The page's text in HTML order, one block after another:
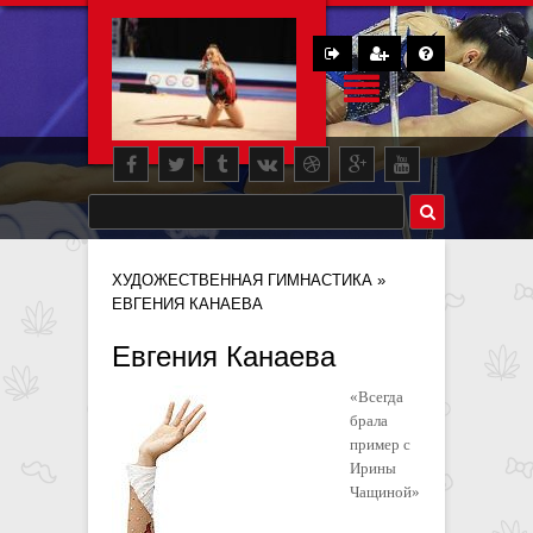
ХУДОЖЕСТВЕННАЯ ГИМНАСТИКА »
ЕВГЕНИЯ КАНАЕВА
Евгения Канаева
«Всегда
брала
пример с
Ирины
Чащиной»